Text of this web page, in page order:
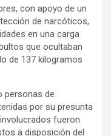
con apoyo de un
de narcóticos,
en una carga
que ocultaban
de 137 kilogramos
personas de
por su presunta
fueron
a disposición del